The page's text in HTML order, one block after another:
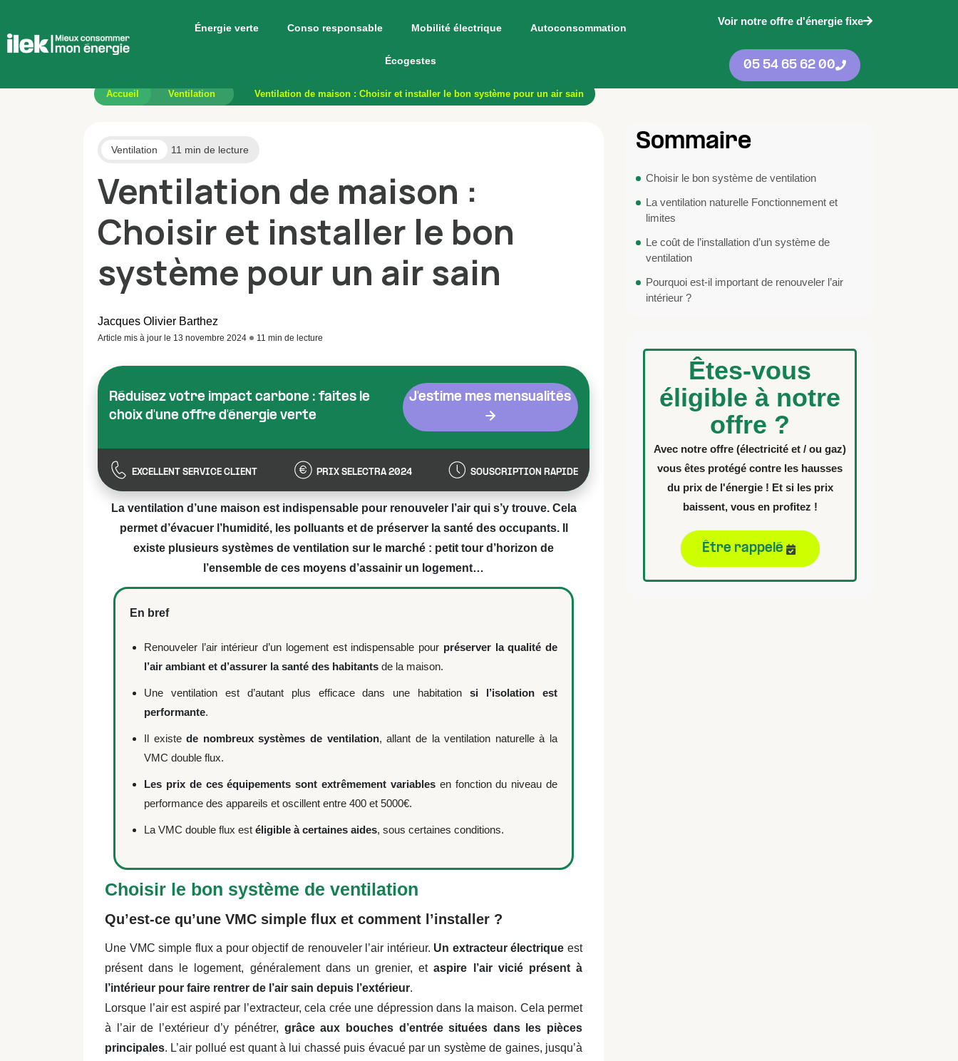
Énergie verte Conso responsable Mobilité électrique Autoconsommation
Écogestes
Voir notre offre d'énergie fixe
05 54 65 62 00
Accueil Ventilation Ventilation de maison : Choisir et installer le bon système pour un air sain
Ventilation 11 min de lecture
Ventilation de maison :
Choisir et installer le bon
système pour un air sain
Jacques Olivier Barthez
Article mis à jour le 13 novembre 2024 11 min de lecture
Réduisez votre impact carbone : faites le
choix d'une offre d'énergie verte
J'estime mes mensualités
EXCELLENT SERVICE CLIENT PRIX SELECTRA 2024 SOUSCRIPTION RAPIDE
La ventilation d’une maison est indispensable pour renouveler l’air qui s’y trouve. Cela
permet d’évacuer l’humidité, les polluants et de préserver la santé des occupants. Il
existe plusieurs systèmes de ventilation sur le marché : petit tour d’horizon de
l’ensemble de ces moyens d’assainir un logement…
En bref
Renouveler l’air intérieur d’un logement est indispensable pour préserver la qualité de
l’air ambiant et d’assurer la santé des habitants de la maison.
Une ventilation est d’autant plus efficace dans une habitationsi l’isolation est
performante.
Il existede nombreux systèmes de ventilation, allant de la ventilation naturelle à la
VMC double flux.
Les prix de ces équipements sont extrêmement variablesen fonction du niveau de
performance des appareils et oscillent entre 400 et 5000€.
La VMC double flux est éligible à certaines aides, sous certaines conditions.
Choisir le bon système de ventilation
Qu’est-ce qu’une VMC simple flux et comment l’installer ?
Une VMC simple flux a pour objectif de renouveler l’air intérieur. Un extracteur électrique est
présent dans le logement, généralement dans un grenier, etaspire l’air vicié présent à
l’intérieur pour faire rentrer de l’air sain depuis l’extérieur.
Lorsque l’air est aspiré par l’extracteur, cela crée une dépression dans la maison. Cela permet
à l’air de l’extérieur d’y pénétrer, grâce aux bouches d’entrée situées dans les pièces
principales. L’air pollué est quant à lui chassé puis évacué par un système de gaines, jusqu’à
Sommaire
Choisir le bon système de ventilation
La ventilation naturelle Fonctionnement et
limites
Le coût de l’installation d’un système de
ventilation
Pourquoi est-il important de renouveler l’air
intérieur ?
Êtes-vous
éligible à notre
offre ?
Avec notre offre (électricité et / ou gaz)
vous êtes protégé contre les hausses
du prix de l'énergie ! Et si les prix
baissent, vous en profitez !
Être rappelé